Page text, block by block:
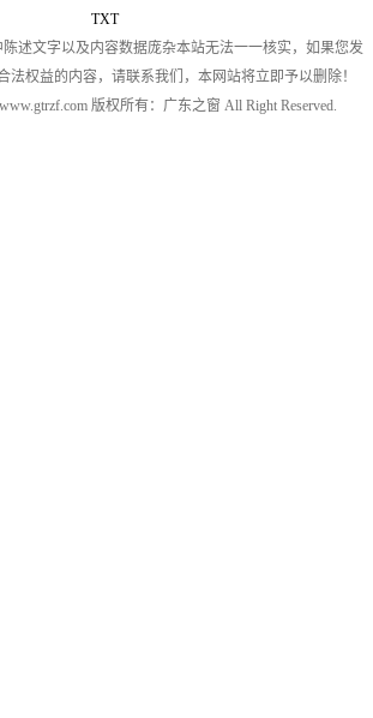
TXT
述文字以及内容数据庞杂本站无法一一核实，如果您发
法权益的内容，请联系我们，本网站将立即予以删除！
版权所有：广东之窗 All Right Reserved.